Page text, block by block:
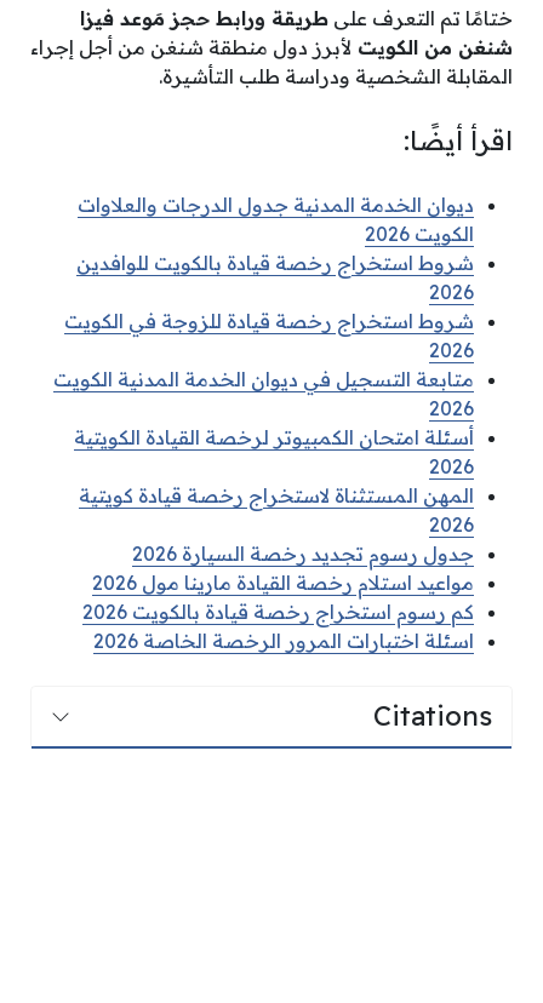
ختامًا تم التعرف على طريقة ورابط حجز مَوعد فيزا
شنغن من الكويت لأبرز دول منطقة شنغن من أجل إجراء
المقابلة الشخصية ودراسة طلب التأشيرة.
اقرأ أيضًا:
ديوان الخدمة المدنية جدول الدرجات والعلاوات
الكويت 2026
شروط استخراج رخصة قيادة بالكويت للوافدين
2026
شروط استخراج رخصة قيادة للزوجة في الكويت
2026
متابعة التسجيل في ديوان الخدمة المدنية الكويت
2026
أسئلة امتحان الكمبيوتر لرخصة القيادة الكويتية
2026
المهن المستثناة لاستخراج رخصة قيادة كويتية
2026
جدول رسوم تجديد رخصة السيارة 2026
مواعيد استلام رخصة القيادة مارينا مول 2026
كم رسوم استخراج رخصة قيادة بالكويت 2026
اسئلة اختبارات المرور الرخصة الخاصة 2026
Citations